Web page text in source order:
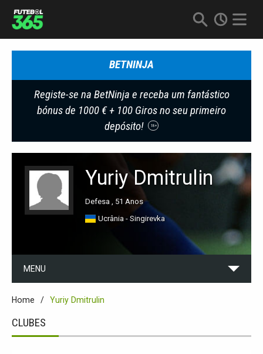
BETNINJA
Registe-se na BetNinja e receba um fantástico
bónus de 1000 € + 100 Giros no seu primeiro
depósito!
18+
Yuriy Dmitrulin
Defesa , 51 Anos
Ucrânia - Singirevka
MENU
Home Yuriy Dmitrulin
CLUBES